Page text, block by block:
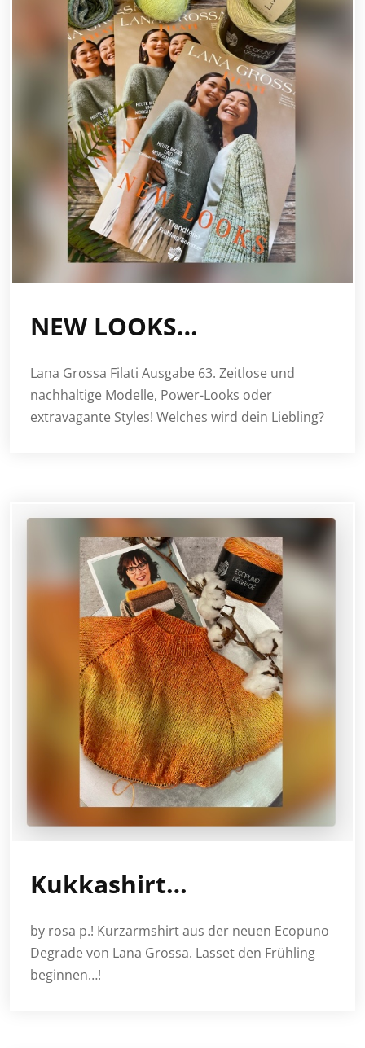
NEW LOOKS…
Lana Grossa Filati Ausgabe 63. Zeitlose und
nachhaltige Modelle, Power-Looks oder
extravagante Styles! Welches wird dein Liebling?
Kukkashirt…
by rosa p.! Kurzarmshirt aus der neuen Ecopuno
Degrade von Lana Grossa. Lasset den Frühling
beginnen…!